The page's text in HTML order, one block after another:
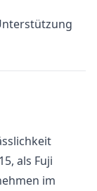
als Fuji
im